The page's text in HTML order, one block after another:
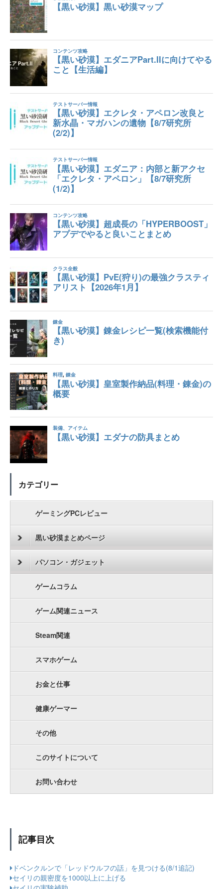
カテゴリー
ゲーミングPCレビュー
黒い砂漠まとめページ
パソコン・ガジェット
ゲームコラム
ゲーム関連ニュース
Steam関連
スマホゲーム
お金と仕事
健康ゲーマー
その他
このサイトについて
お問い合わせ
記事目次
ドベンクルンで「レッドウルフの話」を見つける(8/1追記)
セイリの親密度を1000以上に上げる